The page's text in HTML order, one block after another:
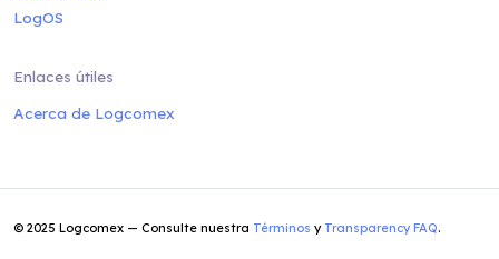
LogOS
Enlaces útiles
Acerca de Logcomex
© 2025 Logcomex — Consulte nuestra Términos y Transparency FAQ.